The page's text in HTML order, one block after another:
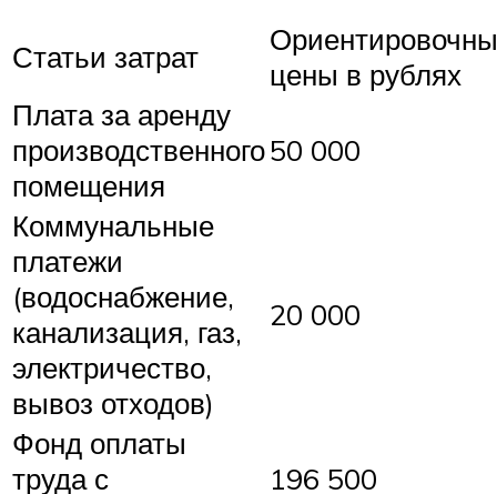
Статьи затрат
цены в рублях
Плата за аренду
производственного
помещения
50 000
Коммунальные
платежи
(водоснабжение,
канализация, газ,
электричество,
вывоз отходов)
20 000
Фонд оплаты
труда с
196 500